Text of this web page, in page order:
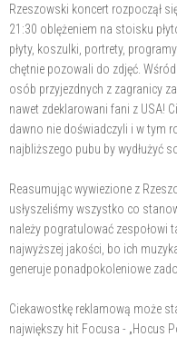
Rzeszowski koncert rozpoczął
21:30 oblężeniem na stoisku
płyty, koszulki, portrety,
chętnie pozowali do zdjęć.
osób przyjezdnych z zagranicy
nawet zdeklarowani fani z USA!
dawno nie doświadczyli i w tym
najbliższego pubu by wydłużyć
Reasumując wywiezione z
usłyszeliśmy wszystko co
należy pogratulować zespołowi
najwyższej jakości, bo ich
generuje ponadpokoleniowe
Ciekawostkę reklamową może
największy hit Focusa - „Hocus